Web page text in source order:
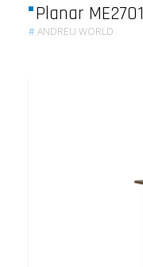
Planar ME2701
#ANDREU WORLD